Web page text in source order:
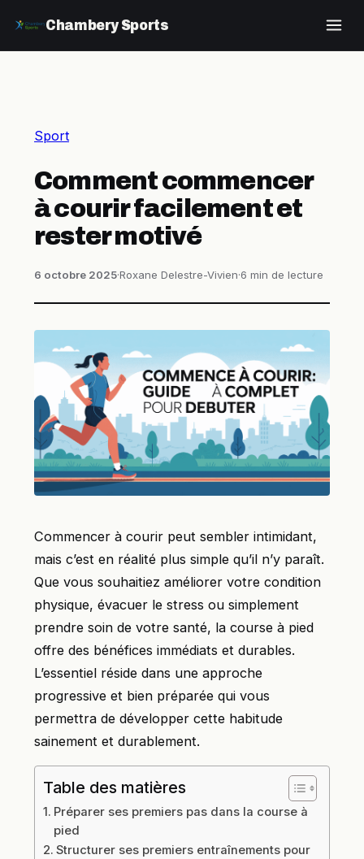
Chambery Sports
Sport
Comment commencer
à courir facilement et
rester motivé
6 octobre 2025·Roxane Delestre-Vivien·6 min de lecture
Commencer à courir peut sembler intimidant,
mais c’est en réalité plus simple qu’il n’y paraît.
Que vous souhaitiez améliorer votre condition
physique, évacuer le stress ou simplement
prendre soin de votre santé, la course à pied
offre des bénéfices immédiats et durables.
L’essentiel réside dans une approche
progressive et bien préparée qui vous
permettra de développer cette habitude
sainement et durablement.
Table des matières
Préparer ses premiers pas dans la course à
pied
Structurer ses premiers entraînements pour